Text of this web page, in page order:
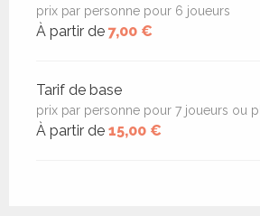
prix par personne pour 6 joueurs
À partir de 7,00 €
Tarif de base
prix par personne pour 7 joueurs ou
À partir de 15,00 €